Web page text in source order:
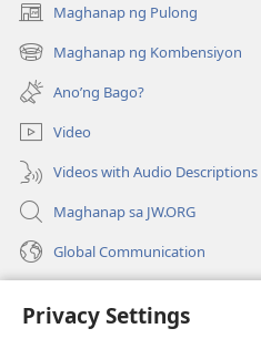
Privacy Settings
Maghanap ng Pulong
(may
bubukas
na
bagong
window)
Maghanap ng Kombensiyon
(may
bubukas
na
bagong
window)
Ano’ng Bago?
Video
Videos with Audio Descriptions
Maghanap sa JW.ORG
Global Communication